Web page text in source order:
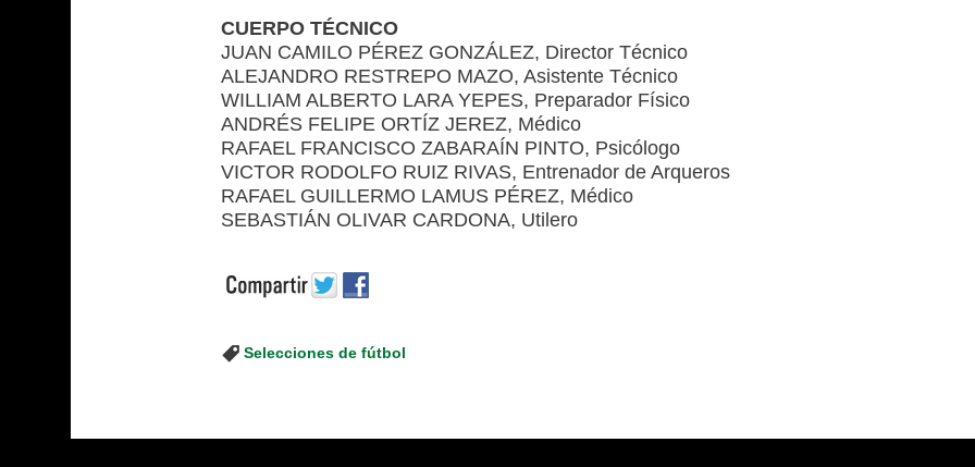
CUERPO TÉCNICO
JUAN CAMILO PÉREZ GONZÁLEZ, Director Técnico
ALEJANDRO RESTREPO MAZO, Asistente Técnico
WILLIAM ALBERTO LARA YEPES, Preparador Físico
ANDRÉS FELIPE ORTÍZ JEREZ, Médico
RAFAEL FRANCISCO ZABARAÍN PINTO, Psicólogo
VICTOR RODOLFO RUIZ RIVAS, Entrenador de Arqueros
RAFAEL GUILLERMO LAMUS PÉREZ, Médico
SEBASTIÁN OLIVAR CARDONA, Utilero
Selecciones de fútbol